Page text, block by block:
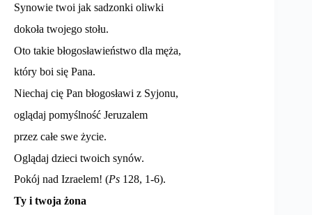
Synowie twoi jak sadzonki oliwki
dokoła twojego stołu.
Oto takie błogosławieństwo dla męża,
który boi się Pana.
Niechaj cię Pan błogosławi z Syjonu,
oglądaj pomyślność Jeruzalem
przez całe swe życie.
Oglądaj dzieci twoich synów.
Pokój nad Izraelem! (Ps 128, 1-6).
Ty i twoja żona